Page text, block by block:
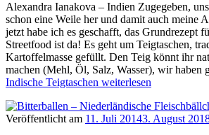
Alexandra Ianakova – Indien Zugegeben,
schon eine Weile her und damit auch meine
jetzt habe ich es geschafft, das Grundrezept
Streetfood ist da! Es geht um Teigtaschen,
Kartoffelmasse gefüllt. Den Teig könnt ihr
machen (Mehl, Öl, Salz, Wasser), wir haben
Indische Teigtaschen weiterlesen
Veröffentlicht am 11. Juli 20143. August